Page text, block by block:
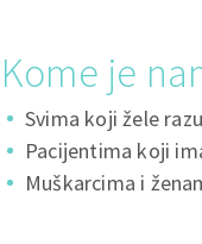
Kome je
Svima koji žele
Pacijentima koji
Muškarcima i